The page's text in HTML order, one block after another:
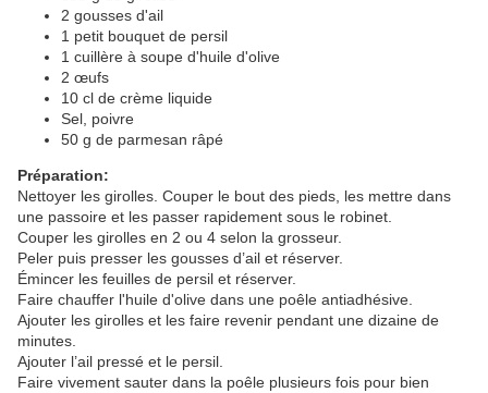
2 gousses d'ail
1 petit bouquet de persil
1 cuillère à soupe d'huile d'olive
2 œufs
10 cl de crème liquide
Sel, poivre
50 g de parmesan râpé
Préparation:
Nettoyer les girolles. Couper le bout des pieds, les mettre dans
une passoire et les passer rapidement sous le robinet.
Couper les girolles en 2 ou 4 selon la grosseur.
Peler puis presser les gousses d’ail et réserver.
Émincer les feuilles de persil et réserver.
Faire chauffer l'huile d'olive dans une poêle antiadhésive.
Ajouter les girolles et les faire revenir pendant une dizaine de
minutes.
Ajouter l’ail pressé et le persil.
Faire vivement sauter dans la poêle plusieurs fois pour bien